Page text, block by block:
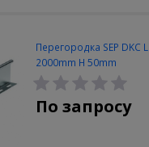
Перегородка SEP DKC L
2000mm H 50mm
По запросу